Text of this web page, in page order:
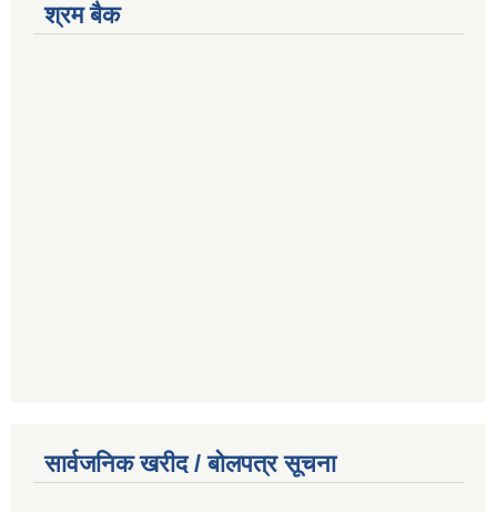
श्रम बैक
सार्वजनिक खरीद / बोलपत्र सूचना